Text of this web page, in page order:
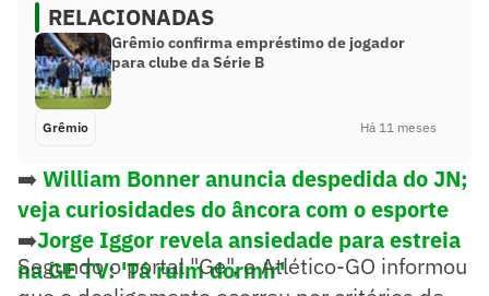
RELACIONADAS
Grêmio confirma empréstimo de jogador
para clube da Série B
Grêmio Há 11 meses
➡️ William Bonner anuncia despedida do JN;
veja curiosidades do âncora com o esporte
➡️Jorge Iggor revela ansiedade para estreia
na GE TV: 'Tá ruim dormir'
Segundo o portal "Ge", o Atlético-GO informou